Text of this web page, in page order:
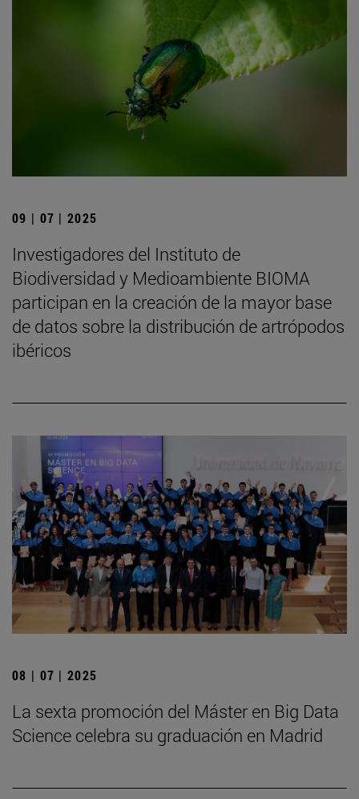
09 | 07 | 2025
Investigadores del Instituto de
Biodiversidad y Medioambiente BIOMA
participan en la creación de la mayor base
de datos sobre la distribución de artrópodos
ibéricos
08 | 07 | 2025
La sexta promoción del Máster en Big Data
Science celebra su graduación en Madrid